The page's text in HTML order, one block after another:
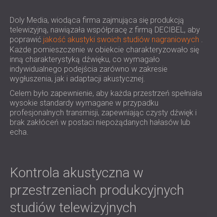
AKUSTYCZNE DLA RESTAURACJI I
KLUBÓW
IZOLACJA AKUSTYCZNA I ROZWIĄZANIA
AKUSTYCZNE DLA HOTELI
IZOLACJA AKUSTYCZNA I PANELE
AKUSTYCZNE DO HAL I TEATRÓW
ROZWIĄZANIA DŹWIĘKOSZCZELNE I
AKUSTYCZNE DLA POWIERZCHNI
HANDLOWYCH
WYCISZANIE I AKUSTYKA W OBIEKTACH
AKUSTYCZNE DLA PLACÓWEK SŁUŻBY
ZDROWIA
ROZWIĄZANIA DŹWIĘKOSZCZELNE I
AKUSTYCZNE DLA SEKTORA AUDIOLOGII
FINLAND (FI)
РОССИЯ (RU)
USA (US)
SOUTH AFRICA (ZA)
Doly Media, wiodąca firma zajmująca się produkcją
telewizyjną, nawiązała współpracę z firmą DECIBEL, aby
poprawić jakość akustyki swoich studiów nagraniowych .
Każde pomieszczenie w obiekcie charakteryzowało się
inną charakterystyką dźwięku, co wymagało
indywidualnego podejścia zarówno w zakresie
wygłuszenia, jak i adaptacji akustycznej.
Celem było zapewnienie, aby każda przestrzeń spełniała
wysokie standardy wymagane w przypadku
profesjonalnych transmisji, zapewniając czysty dźwięk i
brak zakłóceń w postaci niepożądanych hałasów lub
echa.
Kontrola akustyczna w
przestrzeniach produkcyjnych
studiów telewizyjnych